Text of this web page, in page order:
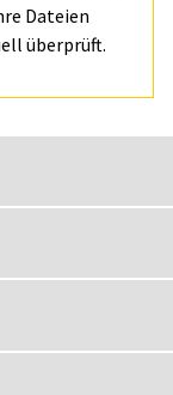
Dateien
überprüft.